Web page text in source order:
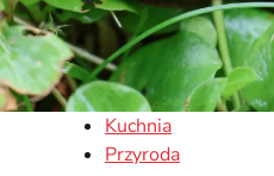
Kuchnia
Przyroda